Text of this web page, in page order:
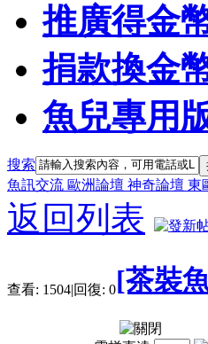
推廣得金
捐款換金
魚兒專用
搜索
魚訊交流 歐洲論壇 神奇論壇 東
返回列表
查看: 1504|回復: 0[茶裝